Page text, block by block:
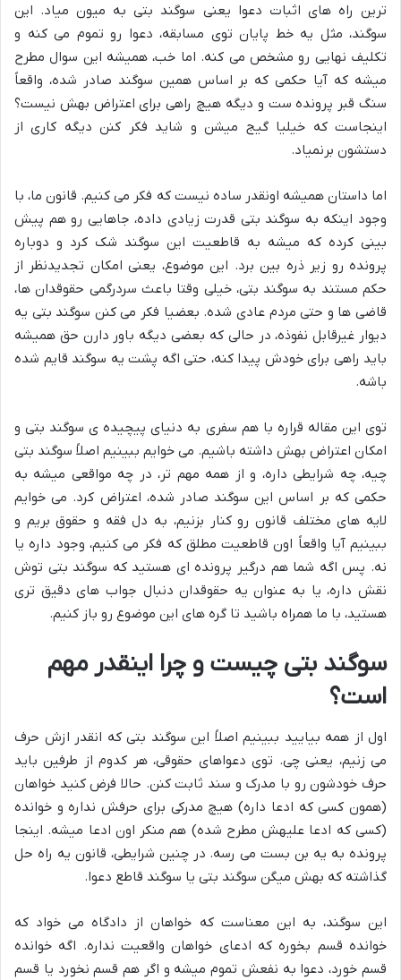
ترین راه های اثبات دعوا یعنی سوگند بتی به میون میاد. این
سوگند، مثل یه خط پایان توی مسابقه، دعوا رو تموم می کنه و
تکلیف نهایی رو مشخص می کنه. اما خب، همیشه این سوال مطرح
میشه که آیا حکمی که بر اساس همین سوگند صادر شده، واقعاً
سنگ قبر پرونده ست و دیگه هیچ راهی برای اعتراض بهش نیست؟
اینجاست که خیلیا گیج میشن و شاید فکر کنن دیگه کاری از
دستشون برنمیاد.
اما داستان همیشه اونقدر ساده نیست که فکر می کنیم. قانون ما، با
وجود اینکه به سوگند بتی قدرت زیادی داده، جاهایی رو هم پیش
بینی کرده که میشه به قاطعیت این سوگند شک کرد و دوباره
پرونده رو زیر ذره بین برد. این موضوع، یعنی امکان تجدیدنظر از
حکم مستند به سوگند بتی، خیلی وقتا باعث سردرگمی حقوقدان ها،
قاضی ها و حتی مردم عادی شده. بعضیا فکر می کنن سوگند بتی یه
دیوار غیرقابل نفوذه، در حالی که بعضی دیگه باور دارن حق همیشه
باید راهی برای خودش پیدا کنه، حتی اگه پشت یه سوگند قایم شده
باشه.
توی این مقاله قراره با هم سفری به دنیای پیچیده ی سوگند بتی و
امکان اعتراض بهش داشته باشیم. می خوایم ببینیم اصلاً سوگند بتی
چیه، چه شرایطی داره، و از همه مهم تر، در چه مواقعی میشه به
حکمی که بر اساس این سوگند صادر شده، اعتراض کرد. می خوایم
لایه های مختلف قانون رو کنار بزنیم، به دل فقه و حقوق بریم و
ببینیم آیا واقعاً اون قاطعیت مطلق که فکر می کنیم، وجود داره یا
نه. پس اگه شما هم درگیر پرونده ای هستید که سوگند بتی توش
نقش داره، یا به عنوان یه حقوقدان دنبال جواب های دقیق تری
هستید، با ما همراه باشید تا گره های این موضوع رو باز کنیم.
سوگند بتی چیست و چرا اینقدر مهم
است؟
اول از همه بیایید ببینیم اصلاً این سوگند بتی که انقدر ازش حرف
می زنیم، یعنی چی. توی دعواهای حقوقی، هر کدوم از طرفین باید
حرف خودشون رو با مدرک و سند ثابت کنن. حالا فرض کنید خواهان
(همون کسی که ادعا داره) هیچ مدرکی برای حرفش نداره و خوانده
(کسی که ادعا علیهش مطرح شده) هم منکر اون ادعا میشه. اینجا
پرونده به یه بن بست می رسه. در چنین شرایطی، قانون یه راه حل
گذاشته که بهش میگن سوگند بتی یا سوگند قاطع دعوا.
این سوگند، به این معناست که خواهان از دادگاه می خواد که
خوانده قسم بخوره که ادعای خواهان واقعیت نداره. اگه خوانده
قسم خورد، دعوا به نفعش تموم میشه و اگر هم قسم نخورد یا قسم